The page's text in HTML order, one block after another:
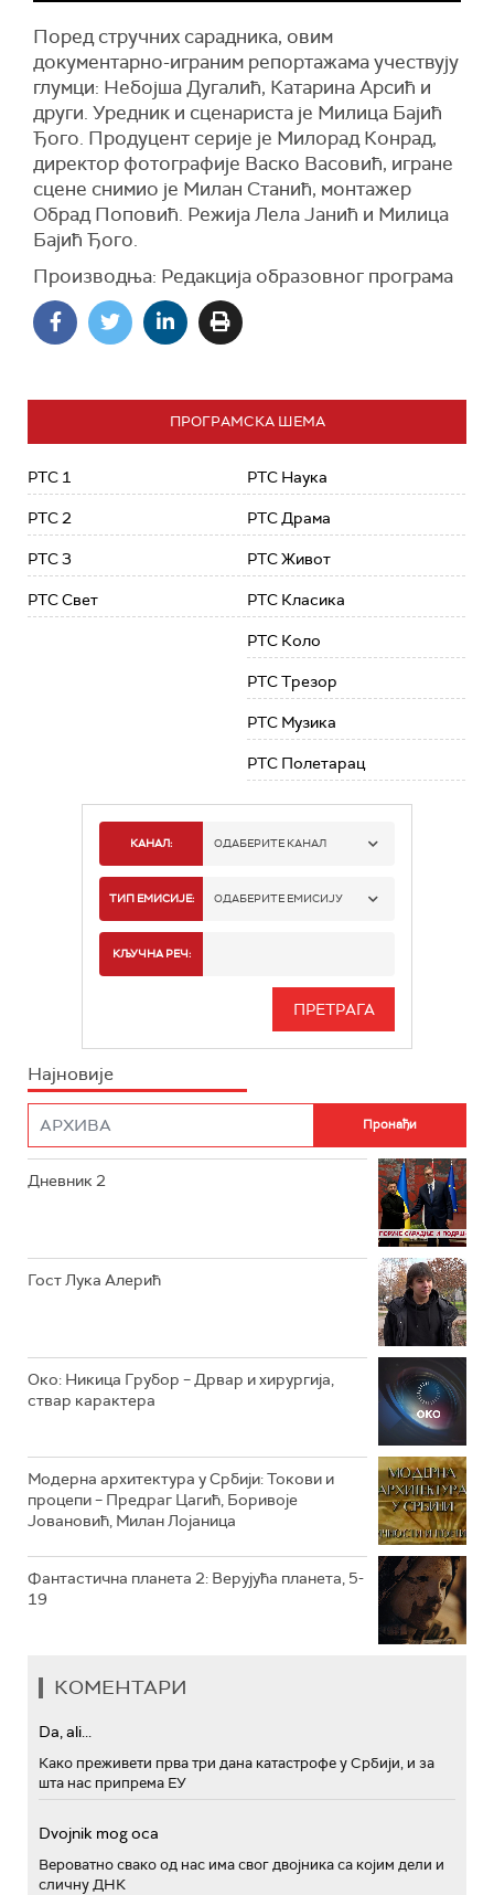
Поред стручних сарадника, овим
документарно-играним репортажама учествују
глумци: Небојша Дугалић, Катарина Арсић и
други. Уредник и сценариста је Милица Бајић
Ђого. Продуцент серије је Милорад Конрад,
директор фотографије Васко Васовић, игране
сцене снимио је Милан Станић, монтажер
Обрад Поповић. Режија Лела Јанић и Милица
Бајић Ђого.
Производња: Редакција образовног програма
ПРОГРАМСКА ШЕМА
РТС 1
РТС 2
РТС 3
РТС Свет
РТС Наука
РТС Драма
РТС Живот
РТС Класика
РТС Коло
РТС Трезор
РТС Музика
РТС Полетарац
КАНАЛ: ОДАБЕРИТЕ КАНАЛ
РТС 1
РТС 3
ТИП ЕМИСИЈЕ: ОДАБЕРИТЕ ЕМИСИЈУ
ИНФО
КЉУЧНА РЕЧ:
Најновије
Дневник 2
Гост Лука Алерић
Око: Никица Грубор – Дрвар и хирургија,
ствар карактера
Модерна архитектура у Србији: Токови и
процепи – Предраг Цагић, Боривоје
Јовановић, Милан Лојаница
Фантастична планета 2: Верујућа планета, 5-
19
КОМЕНТАРИ
Da, ali...
Како преживети прва три дана катастрофе у Србији, и за
шта нас припрема ЕУ
Dvojnik mog oca
Вероватно свако од нас има свог двојника са којим дели и
сличну ДНК